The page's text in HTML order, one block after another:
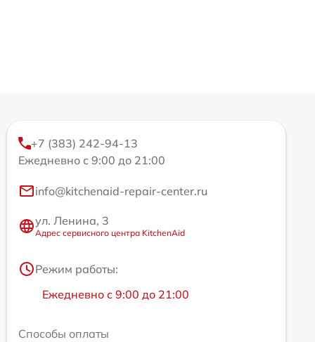
+7 (383) 242-94-13
Ежедневно с 9:00 до 21:00
info@kitchenaid-repair-center.ru
ул. Ленина, 3
Адрес сервисного центра KitchenAid
Режим работы:
Ежедневно с 9:00 до 21:00
Способы оплаты